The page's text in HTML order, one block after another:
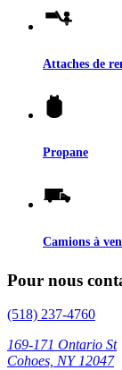
Attaches de
Propane
Camions à
Pour nous
(518) 237-4760
169-171 Ontario St
Cohoes, NY 12047